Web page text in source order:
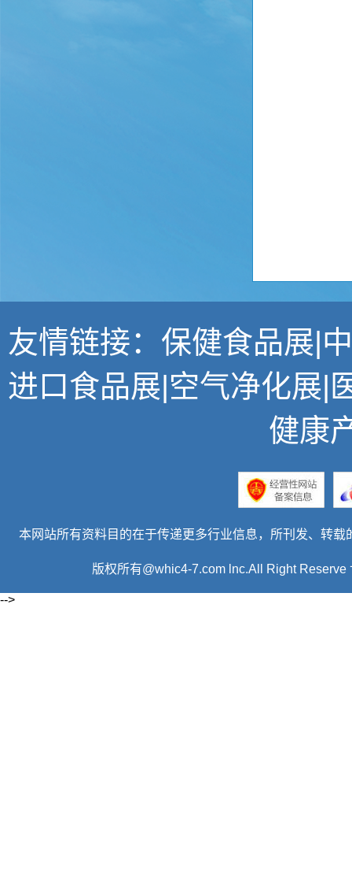
友情链接： 保健食品展|
进口食品展|空气净化展|
健康
本网站所有资料目的在于传递更多行业信息，所刊发、转
版权所有@whic4-7.com lnc.All Right
-->